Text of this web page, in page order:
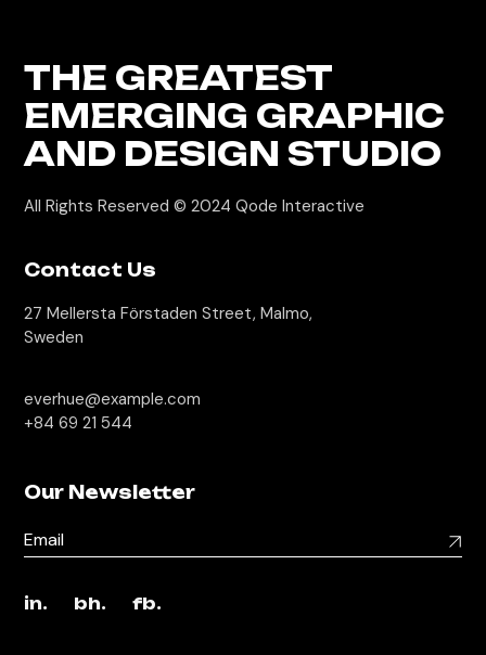
THE GREATEST
EMERGING GRAPHIC
AND DESIGN STUDIO
All Rights Reserved © 2024Qode Interactive
Contact Us
27 Mellersta Förstaden Street, Malmo,
Sweden
everhue@example.com
+84 69 21 544
Our Newsletter
in. bh. fb.